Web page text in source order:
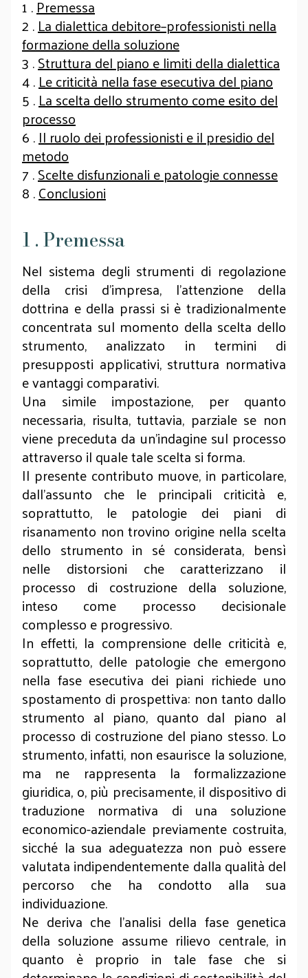
1 .Premessa
2 .La dialettica debitore–professionisti nella
formazione della soluzione
3 .Struttura del piano e limiti della dialettica
4 .Le criticità nella fase esecutiva del piano
5 .La scelta dello strumento come esito del
processo
6 .Il ruolo dei professionisti e il presidio del
metodo
7 .Scelte disfunzionali e patologie connesse
8 .Conclusioni
1 . Premessa
Nel sistema degli strumenti di regolazione
della crisi d’impresa, l’attenzione della
dottrina e della prassi si è tradizionalmente
concentrata sul momento della scelta dello
strumento, analizzato in termini di
presupposti applicativi, struttura normativa
e vantaggi comparativi.
Una simile impostazione, per quanto
necessaria, risulta, tuttavia, parziale se non
viene preceduta da un’indagine sul processo
attraverso il quale tale scelta si forma.
Il presente contributo muove, in particolare,
dall’assunto che le principali criticità e,
soprattutto, le patologie dei piani di
risanamento non trovino origine nella scelta
dello strumento in sé considerata, bensì
nelle distorsioni che caratterizzano il
processo di costruzione della soluzione,
inteso come processo decisionale
complesso e progressivo.
In effetti, la comprensione delle criticità e,
soprattutto, delle patologie che emergono
nella fase esecutiva dei piani richiede uno
spostamento di prospettiva: non tanto dallo
strumento al piano, quanto dal piano al
processo di costruzione del piano stesso. Lo
strumento, infatti, non esaurisce la soluzione,
ma ne rappresenta la formalizzazione
giuridica, o, più precisamente, il dispositivo di
traduzione normativa di una soluzione
economico-aziendale previamente costruita,
sicché la sua adeguatezza non può essere
valutata indipendentemente dalla qualità del
percorso che ha condotto alla sua
individuazione.
Ne deriva che l’analisi della fase genetica
della soluzione assume rilievo centrale, in
quanto è proprio in tale fase che si